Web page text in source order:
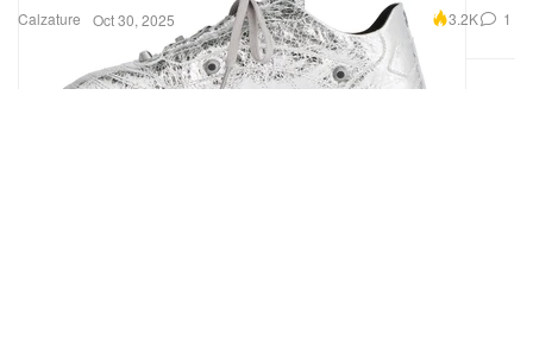
Calzature Oct 30, 2025 3.2K 1